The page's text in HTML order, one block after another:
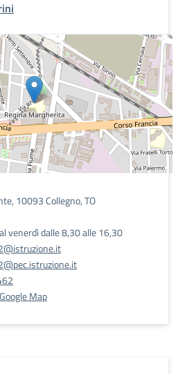
10093 Collegno, TO
venerdì dalle 8,30 alle 16,30
Map